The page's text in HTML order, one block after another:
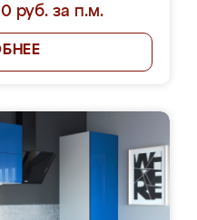
руб. за п.м.